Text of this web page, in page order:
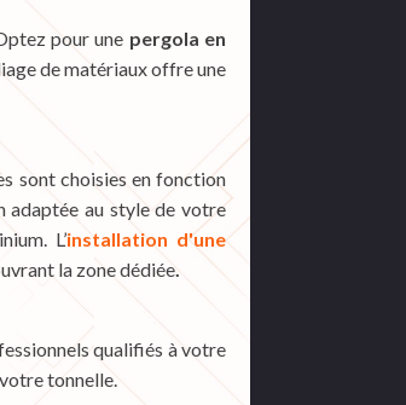
pour une pergola en
de matériaux offre une
sont choisies en fonction
adaptée au style de votre
L’installation d'une
la zone dédiée.
qualifiés à votre
tonnelle.